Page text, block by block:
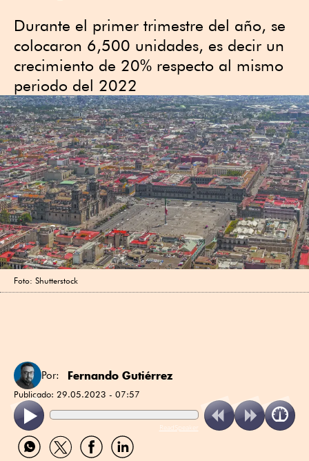
Durante el primer trimestre del año, se
colocaron 6,500 unidades, es decir un
crecimiento de 20% respecto al mismo
periodo del 2022
Foto: Shutterstock
Por: Fernando Gutiérrez
Publicado: 29.05.2023 - 07:57
ReadSpeaker
Compartir
por
Compartir
por
Compartir
por
Compartir
por